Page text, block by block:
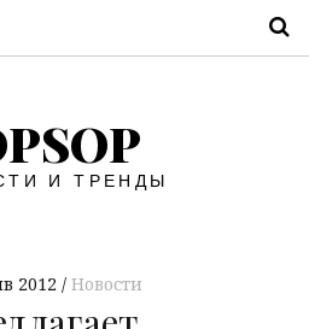
И ТРЕНДЫ
2012 Новости